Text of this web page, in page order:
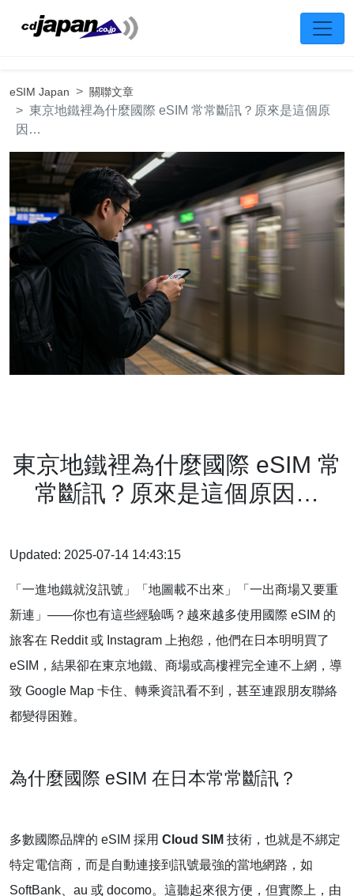
eSIM Japan 關聯文章
東京地鐵裡為什麼國際 eSIM 常常斷訊？原來是這個原
因…
東京地鐵裡為什麼國際 eSIM 常
常斷訊？原來是這個原因…
Updated: 2025-07-14 14:43:15
「一進地鐵就沒訊號」「地圖載不出來」「一出商場又要重
新連」——你也有這些經驗嗎？越來越多使用國際 eSIM 的
旅客在 Reddit 或 Instagram 上抱怨，他們在日本明明買了
eSIM，結果卻在東京地鐵、商場或高樓裡完全連不上網，導
致 Google Map 卡住、轉乘資訊看不到，甚至連跟朋友聯絡
都變得困難。
為什麼國際 eSIM 在日本常常斷訊？
多數國際品牌的 eSIM 採用 Cloud SIM 技術，也就是不綁定
特定電信商，而是自動連接到訊號最強的當地網路，如
SoftBank、au 或 docomo。這聽起來很方便，但實際上，由